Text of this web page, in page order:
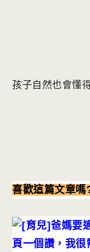
孩子自然也會懂
喜歡這篇文章嗎
頁一個讚，我很